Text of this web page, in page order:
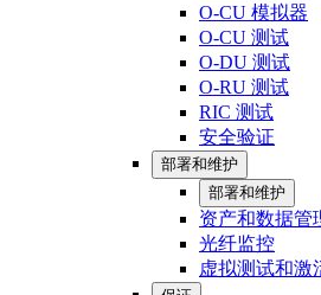
O-CU 模拟器
O-CU 测试
O-DU 测试
O-RU 测试
RIC 测试
安全验证
部署和维护
部署和维护
资产和数据管
光纤监控
虚拟测试和激